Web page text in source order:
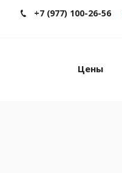
+7 (977) 100-26-56
Цены